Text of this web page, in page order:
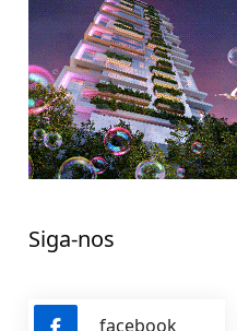
Siga-nos
facebook